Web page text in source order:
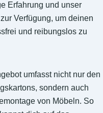
Erfahrung und unser
Verfügung, um deinen
und reibungslos zu
umfasst nicht nur den
sondern auch
von Möbeln. So